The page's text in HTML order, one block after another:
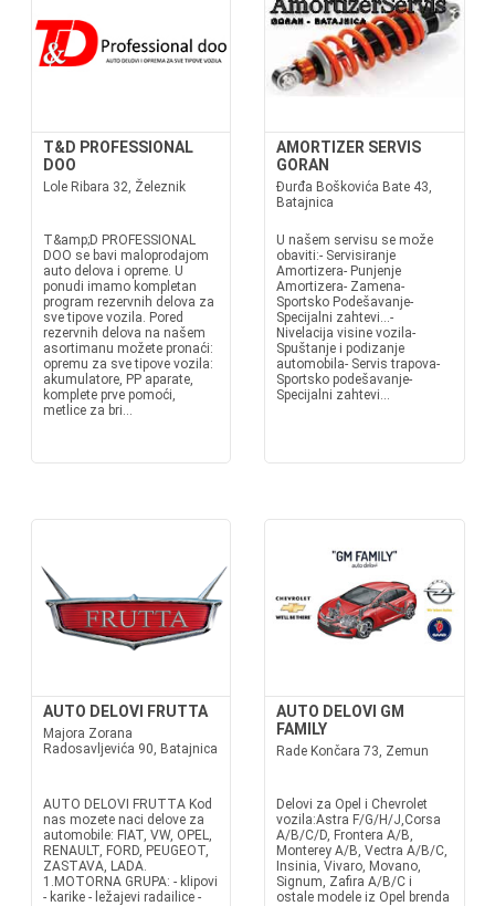
T&D PROFESSIONAL
DOO
Lole Ribara 32, Železnik
T&amp;D PROFESSIONAL
DOO se bavi maloprodajom
auto delova i opreme. U
ponudi imamo kompletan
program rezervnih delova za
sve tipove vozila. Pored
rezervnih delova na našem
asortimanu možete pronaći:
opremu za sve tipove vozila:
akumulatore, PP aparate,
komplete prve pomoći,
metlice za bri...
AMORTIZER SERVIS
GORAN
Đurđa Boškovića Bate 43,
Batajnica
U našem servisu se može
obaviti:- Servisiranje
Amortizera- Punjenje
Amortizera- Zamena-
Sportsko Podešavanje-
Specijalni zahtevi...-
Nivelacija visine vozila-
Spuštanje i podizanje
automobila- Servis trapova-
Sportsko podešavanje-
Specijalni zahtevi...
AUTO DELOVI FRUTTA
Majora Zorana
Radosavljevića 90, Batajnica
AUTO DELOVI FRUTTA Kod
nas mozete naci delove za
automobile: FIAT, VW, OPEL,
RENAULT, FORD, PEUGEOT,
ZASTAVA, LADA.
1.MOTORNA GRUPA: - klipovi
- karike - ležajevi radailice -
AUTO DELOVI GM
FAMILY
Rade Končara 73, Zemun
Delovi za Opel i Chevrolet
vozila:Astra F/G/H/J,Corsa
A/B/C/D, Frontera A/B,
Monterey A/B, Vectra A/B/C,
Insinia, Vivaro, Movano,
Signum, Zafira A/B/C i
ostale modele iz Opel brenda